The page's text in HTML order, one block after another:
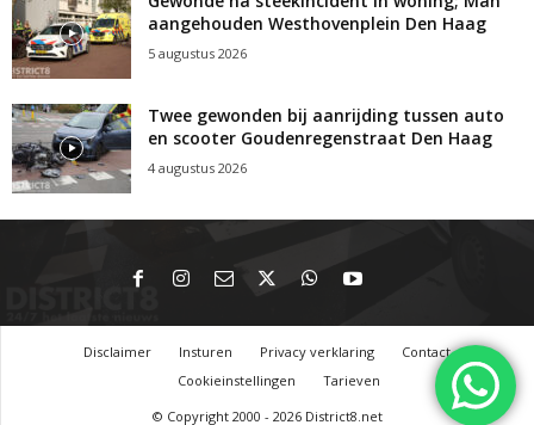
aangehouden Westhovenplein Den Haag
5 augustus 2026
Twee gewonden bij aanrijding tussen auto
en scooter Goudenregenstraat Den Haag
4 augustus 2026
Disclaimer Insturen Privacy verklaring
Contact
Cookieinstellingen
Tarieven
© Copyright 2000 - 2026 District8.net